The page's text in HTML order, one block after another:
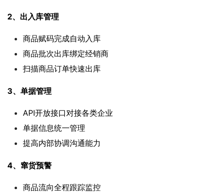
2、出入库管理
商品赋码完成自动入库
商品批次出库绑定经销商
扫描商品订单快速出库
3、单据管理
API开放接口对接各类企业
单据信息统一管理
提高内部协调沟通能力
4、窜货预警
商品流向全程跟踪监控